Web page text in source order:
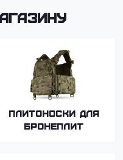
Плитоноски для
бронеплит